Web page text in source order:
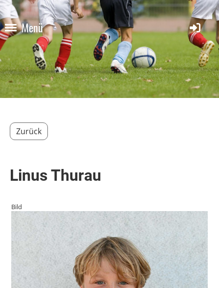
Menü
Zurück
Linus Thurau
Bild